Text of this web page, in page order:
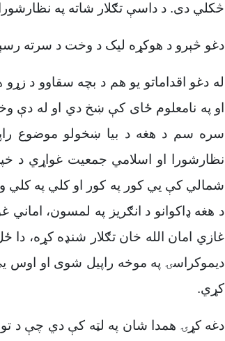
څکلي دی. د داسې تګلار شاته په
دغو څېرو د هوکړه لیک د وخت د سرته
سره سم د هغه د بیا ښخولو موضوع
نظارشورا او اسلامي جمعیت غواړي د
شمالي کې يي کور په کور او کلي په کلي
غازي امان الله خان تګلار شنډه کړه، دا
دیموکراسۍ په موخه راپیل شوی او اوس
کړي.
دغه کړۍ همدا شان په لټه کې دي چې د